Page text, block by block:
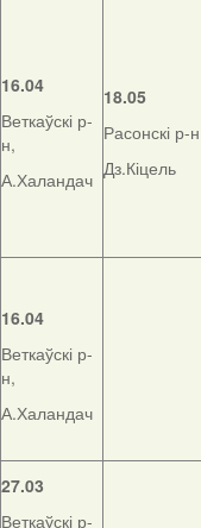
16.04
Веткаўскі р-
н,
А.Халандач
18.05
Расонскі р-
Дз.Кіцель
16.04
Веткаўскі р-
н,
А.Халандач
27.03
Веткаўскі р-